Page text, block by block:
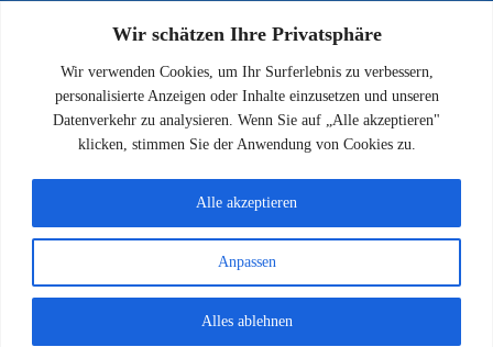
Wir schätzen Ihre Privatsphäre
Wir verwenden Cookies, um Ihr Surferlebnis zu verbessern,
personalisierte Anzeigen oder Inhalte einzusetzen und unseren
Datenverkehr zu analysieren. Wenn Sie auf „Alle akzeptieren"
klicken, stimmen Sie der Anwendung von Cookies zu.
Anpassen
Alles ablehnen
Alle akzeptieren
INFOS
Impressum
Datenschutz
Kontakt
© 2026 SV 1923 Enkenbach e.V.